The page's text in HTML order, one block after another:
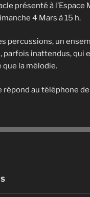
présenté à l’Espace
4 Mars à 15 h.
percussions, un
parfois inattendus, qui
que la mélodie.
répond au téléphone de